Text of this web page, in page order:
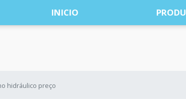
INICIO
hidráulico preço